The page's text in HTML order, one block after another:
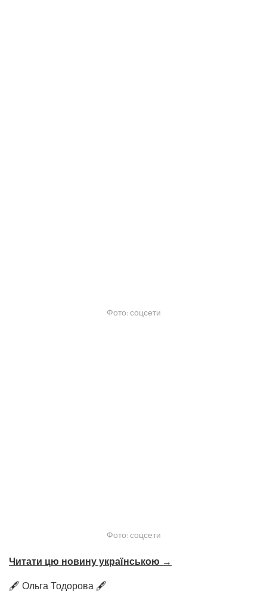
Фото: соцсети
Фото: соцсети
Читати цю новину українською →
🖋️ Ольга Тодорова 🖋️